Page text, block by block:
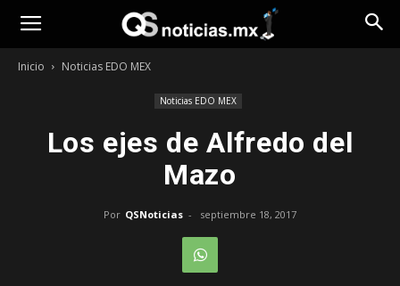
Inicio Noticias EDO MEX
Noticias EDO MEX
Los ejes de Alfredo del
Mazo
Por QSNoticias - septiembre 18, 2017